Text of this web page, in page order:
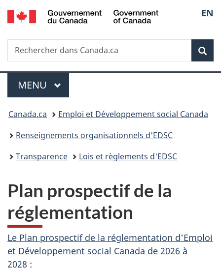
Passer
au
principal
Passer
à
Au
du
Passer
à
version
simplifiée
de
la
EN
Recherche
Rechercher
dans
Menu
MENU PRINCIPAL
Vous
êtes
ici :
Canada.ca
Emploi et Développement social Canada
Renseignements organisationnels d'EDSC
Transparence
Lois et règlements d'EDSC
Plan prospectif de la
réglementation
Le Plan prospectif de la réglementation d'Emploi
et Développement social Canada de 2026 à
2028 :